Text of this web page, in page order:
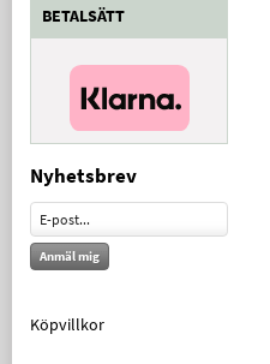
BETALSÄTT
Nyhetsbrev
Anmäl mig
Köpvillkor